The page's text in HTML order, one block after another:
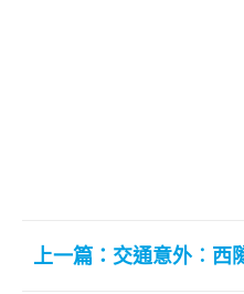
上一篇：交通意外︰